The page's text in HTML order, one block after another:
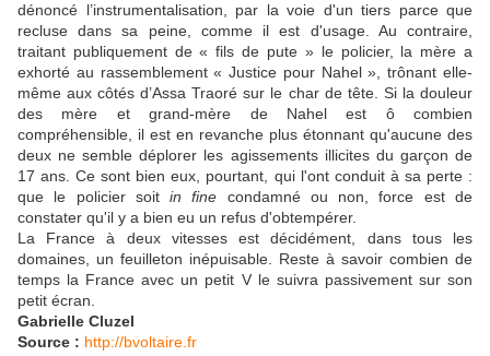
dénoncé l’instrumentalisation, par la voie d'un tiers parce que
recluse dans sa peine, comme il est d'usage. Au contraire,
traitant publiquement de « fils de pute » le policier, la mère a
exhorté au rassemblement « Justice pour Nahel », trônant elle-
même aux côtés d’Assa Traoré sur le char de tête. Si la douleur
des mère et grand-mère de Nahel est ô combien
compréhensible, il est en revanche plus étonnant qu'aucune des
deux ne semble déplorer les agissements illicites du garçon de
17 ans. Ce sont bien eux, pourtant, qui l'ont conduit à sa perte :
que le policier soitin fine condamné ou non, force est de
constater qu'il y a bien eu un refus d'obtempérer.
La France à deux vitesses est décidément, dans tous les
domaines, un feuilleton inépuisable. Reste à savoir combien de
temps la France avec un petit V le suivra passivement sur son
petit écran.
Gabrielle Cluzel
Source : http://bvoltaire.fr